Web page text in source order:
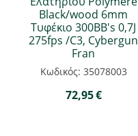
Black/wood 6mm
Τυφέκιο 300BB's 0,7J
275fps /C3, Cybergun
Fran
Κωδικός: 35078003
72,95€